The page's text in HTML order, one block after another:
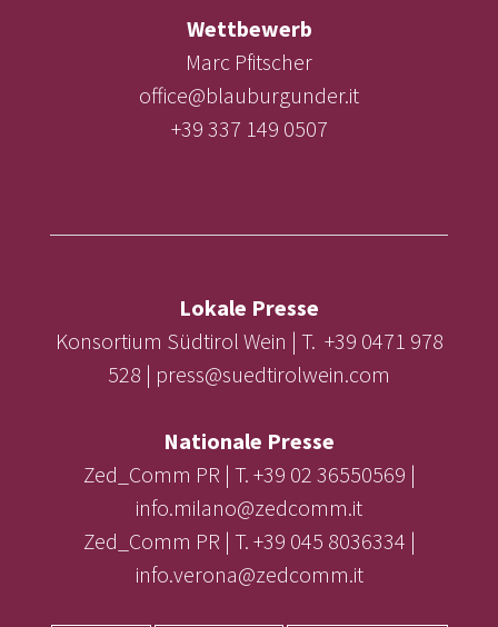
Wettbewerb
Marc Pfitscher
office@blauburgunder.it
+39 337 149 0507
Lokale Presse
Konsortium Südtirol Wein | T. +39 0471 978
528 | press@suedtirolwein.com
Nationale Presse
Zed_Comm PR | T. +39 02 36550569 |
info.milano@zedcomm.it
Zed_Comm PR | T. +39 045 8036334 |
info.verona@zedcomm.it